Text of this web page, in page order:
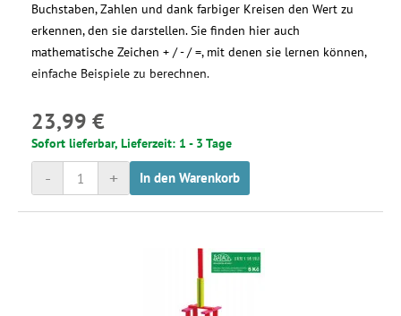
Buchstaben, Zahlen und dank farbiger Kreisen den Wert zu
erkennen, den sie darstellen. Sie finden hier auch
mathematische Zeichen + / - / =, mit denen sie lernen können,
einfache Beispiele zu berechnen.
23,99 €
Sofort lieferbar, Lieferzeit: 1 - 3 Tage
+
- In den Warenkorb